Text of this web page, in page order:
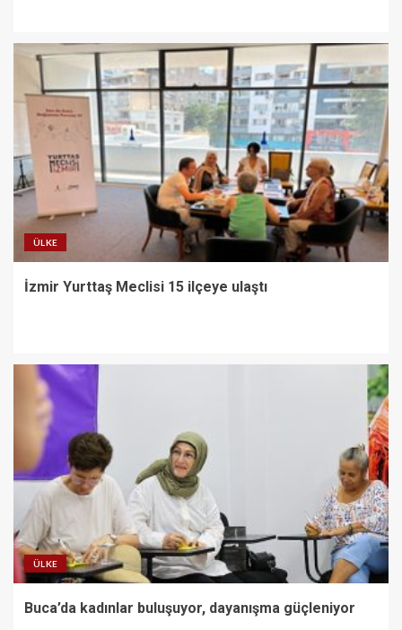
ÜLKE
İzmir Yurttaş Meclisi 15 ilçeye ulaştı
ÜLKE
Buca’da kadınlar buluşuyor, dayanışma güçleniyor